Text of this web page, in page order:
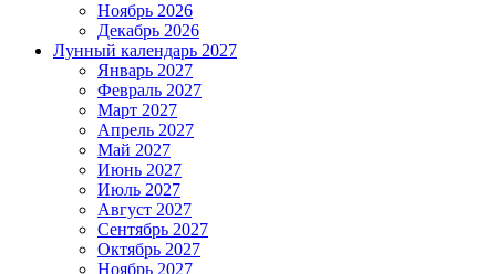
Ноябрь 2026
Декабрь 2026
Лунный календарь 2027
Январь 2027
Февраль 2027
Март 2027
Апрель 2027
Май 2027
Июнь 2027
Июль 2027
Август 2027
Сентябрь 2027
Октябрь 2027
Ноябрь 2027